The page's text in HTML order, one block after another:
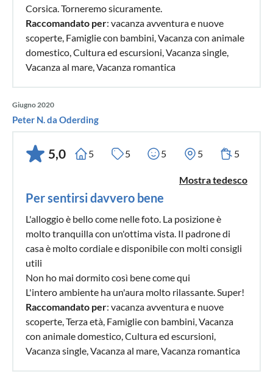
Corsica. Torneremo sicuramente.
Raccomandato per: vacanza avventura e nuove
scoperte, Famiglie con bambini, Vacanza con animale
domestico, Cultura ed escursioni, Vacanza single,
Vacanza al mare, Vacanza romantica
Giugno 2020
Peter N. da Oderding
5,0 5 5 5 5 5
Mostra tedesco
Per sentirsi davvero bene
L'alloggio è bello come nelle foto. La posizione è
molto tranquilla con un'ottima vista. Il padrone di
casa è molto cordiale e disponibile con molti consigli
utili
Non ho mai dormito così bene come qui
L'intero ambiente ha un'aura molto rilassante. Super!
Raccomandato per: vacanza avventura e nuove
scoperte, Terza età, Famiglie con bambini, Vacanza
con animale domestico, Cultura ed escursioni,
Vacanza single, Vacanza al mare, Vacanza romantica